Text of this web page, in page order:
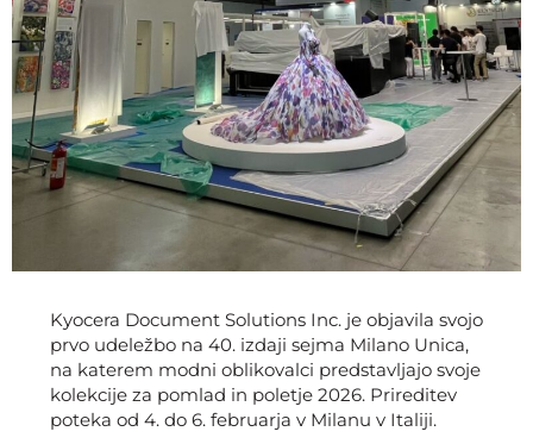
Kyocera Document Solutions Inc. je objavila svojo
prvo udeležbo na 40. izdaji sejma Milano Unica,
na katerem modni oblikovalci predstavljajo svoje
kolekcije za pomlad in poletje 2026. Prireditev
poteka od 4. do 6. februarja v Milanu v Italiji.